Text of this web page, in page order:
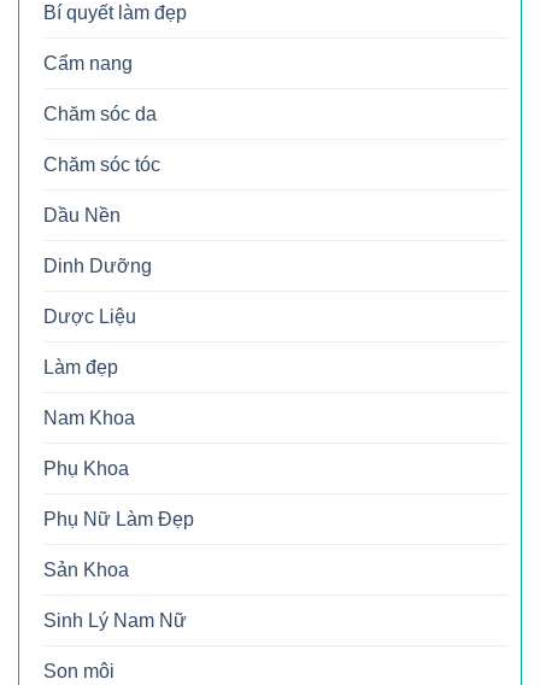
Bí quyết làm đẹp
Cẩm nang
Chăm sóc da
Chăm sóc tóc
Dầu Nền
Dinh Dưỡng
Dược Liệu
Làm đẹp
Nam Khoa
Phụ Khoa
Phụ Nữ Làm Đẹp
Sản Khoa
Sinh Lý Nam Nữ
Son môi